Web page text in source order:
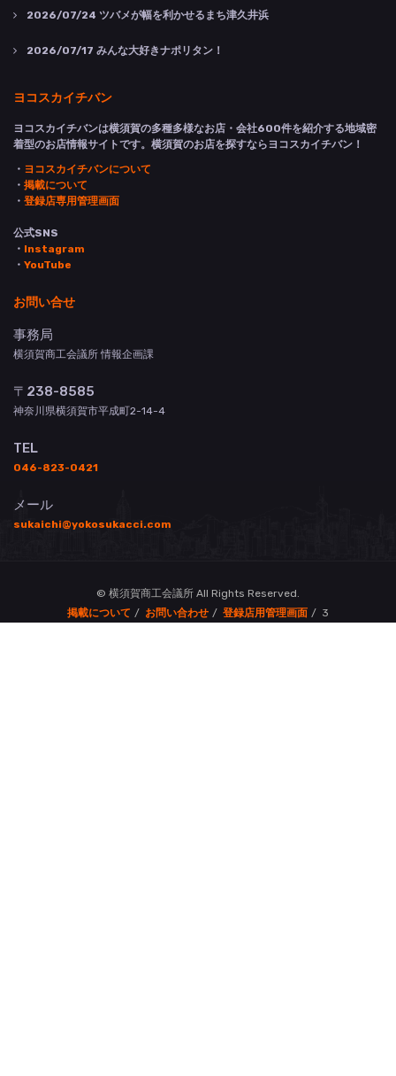
2026/07/24 ツバメが幅を利かせるまち津久井浜
2026/07/17 みんな大好きナポリタン！
ヨコスカイチバン
ヨコスカイチバンは横須賀の多種多様なお店・会社600件を紹介する地域密
着型のお店情報サイトです。横須賀のお店を探すならヨコスカイチバン！
・ ヨコスカイチバンについて
・ 掲載について
・ 登録店専用管理画面
公式SNS
・ Instagram
・ YouTube
お問い合せ
事務局
横須賀商工会議所 情報企画課
〒238-8585
神奈川県横須賀市平成町2-14-4
TEL
046-823-0421
メール
sukaichi@yokosukacci.com
© 横須賀商工会議所 All Rights Reserved.
掲載について
お問い合わせ 登録店用管理画面 3